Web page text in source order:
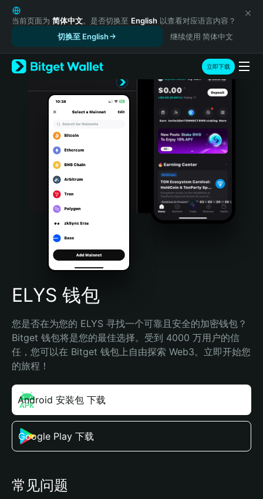
English
日本語
Русский
Español (Latinoamérica)
Türkçe
Português (Portugal)
Bahasa Indonesia
Português (Brasil)
Español (Argentina)
当前页面为 简体中文。是否切换至 English 以查看对应语言内容？
切换至 English
继续使用 简体中文
立即下载
ELYS 钱包
您是否在为您的 ELYS 寻找一个可靠且安全的加密钱包？
Bitget 钱包将是您的最佳选择。受到 4000 万用户的信
任，您可以在 Bitget 钱包上自由探索 Web3。立即开始您
的旅程！
Android 安装包 下载
Google Play 下载
常见问题